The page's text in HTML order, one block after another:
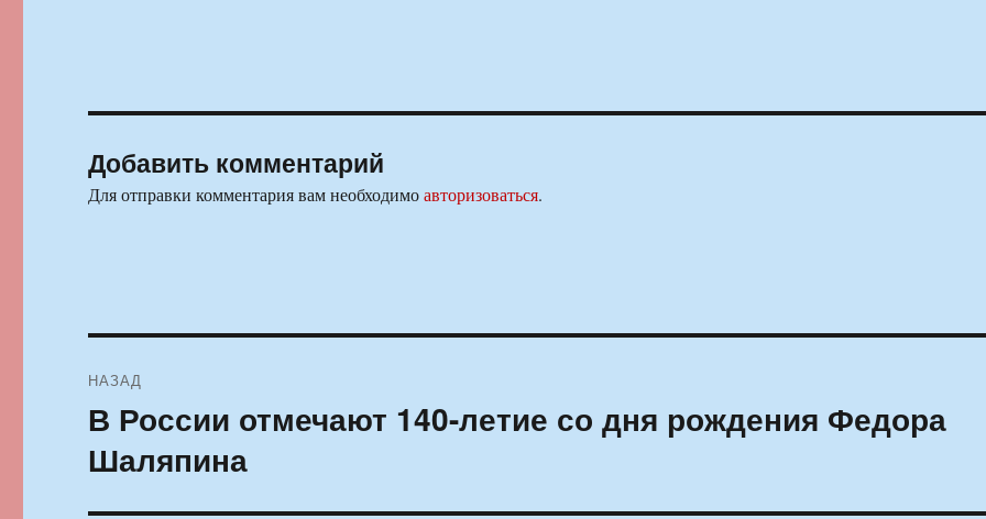
Добавить комментарий
Для отправки комментария вам необходимоавторизоваться.
по
записям
НАЗАД
Предыдущая
В России отмечают 140-летие со дня рождения Федора
Шаляпина